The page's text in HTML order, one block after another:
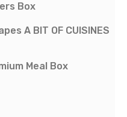
Box
A BIT OF CUISINES
Meal Box